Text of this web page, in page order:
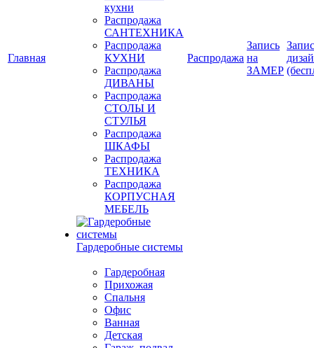
Главная
кухни
Распродажа
САНТЕХНИКА
Распродажа
КУХНИ
Распродажа
ДИВАНЫ
Распродажа
СТОЛЫ И
СТУЛЬЯ
Распродажа
ШКАФЫ
Распродажа
ТЕХНИКА
Распродажа
КОРПУСНАЯ
МЕБЕЛЬ
Гардеробные системы
Гардеробная
Прихожая
Спальня
Офис
Ванная
Детская
Распродажа
Запись
на
ЗАМЕР